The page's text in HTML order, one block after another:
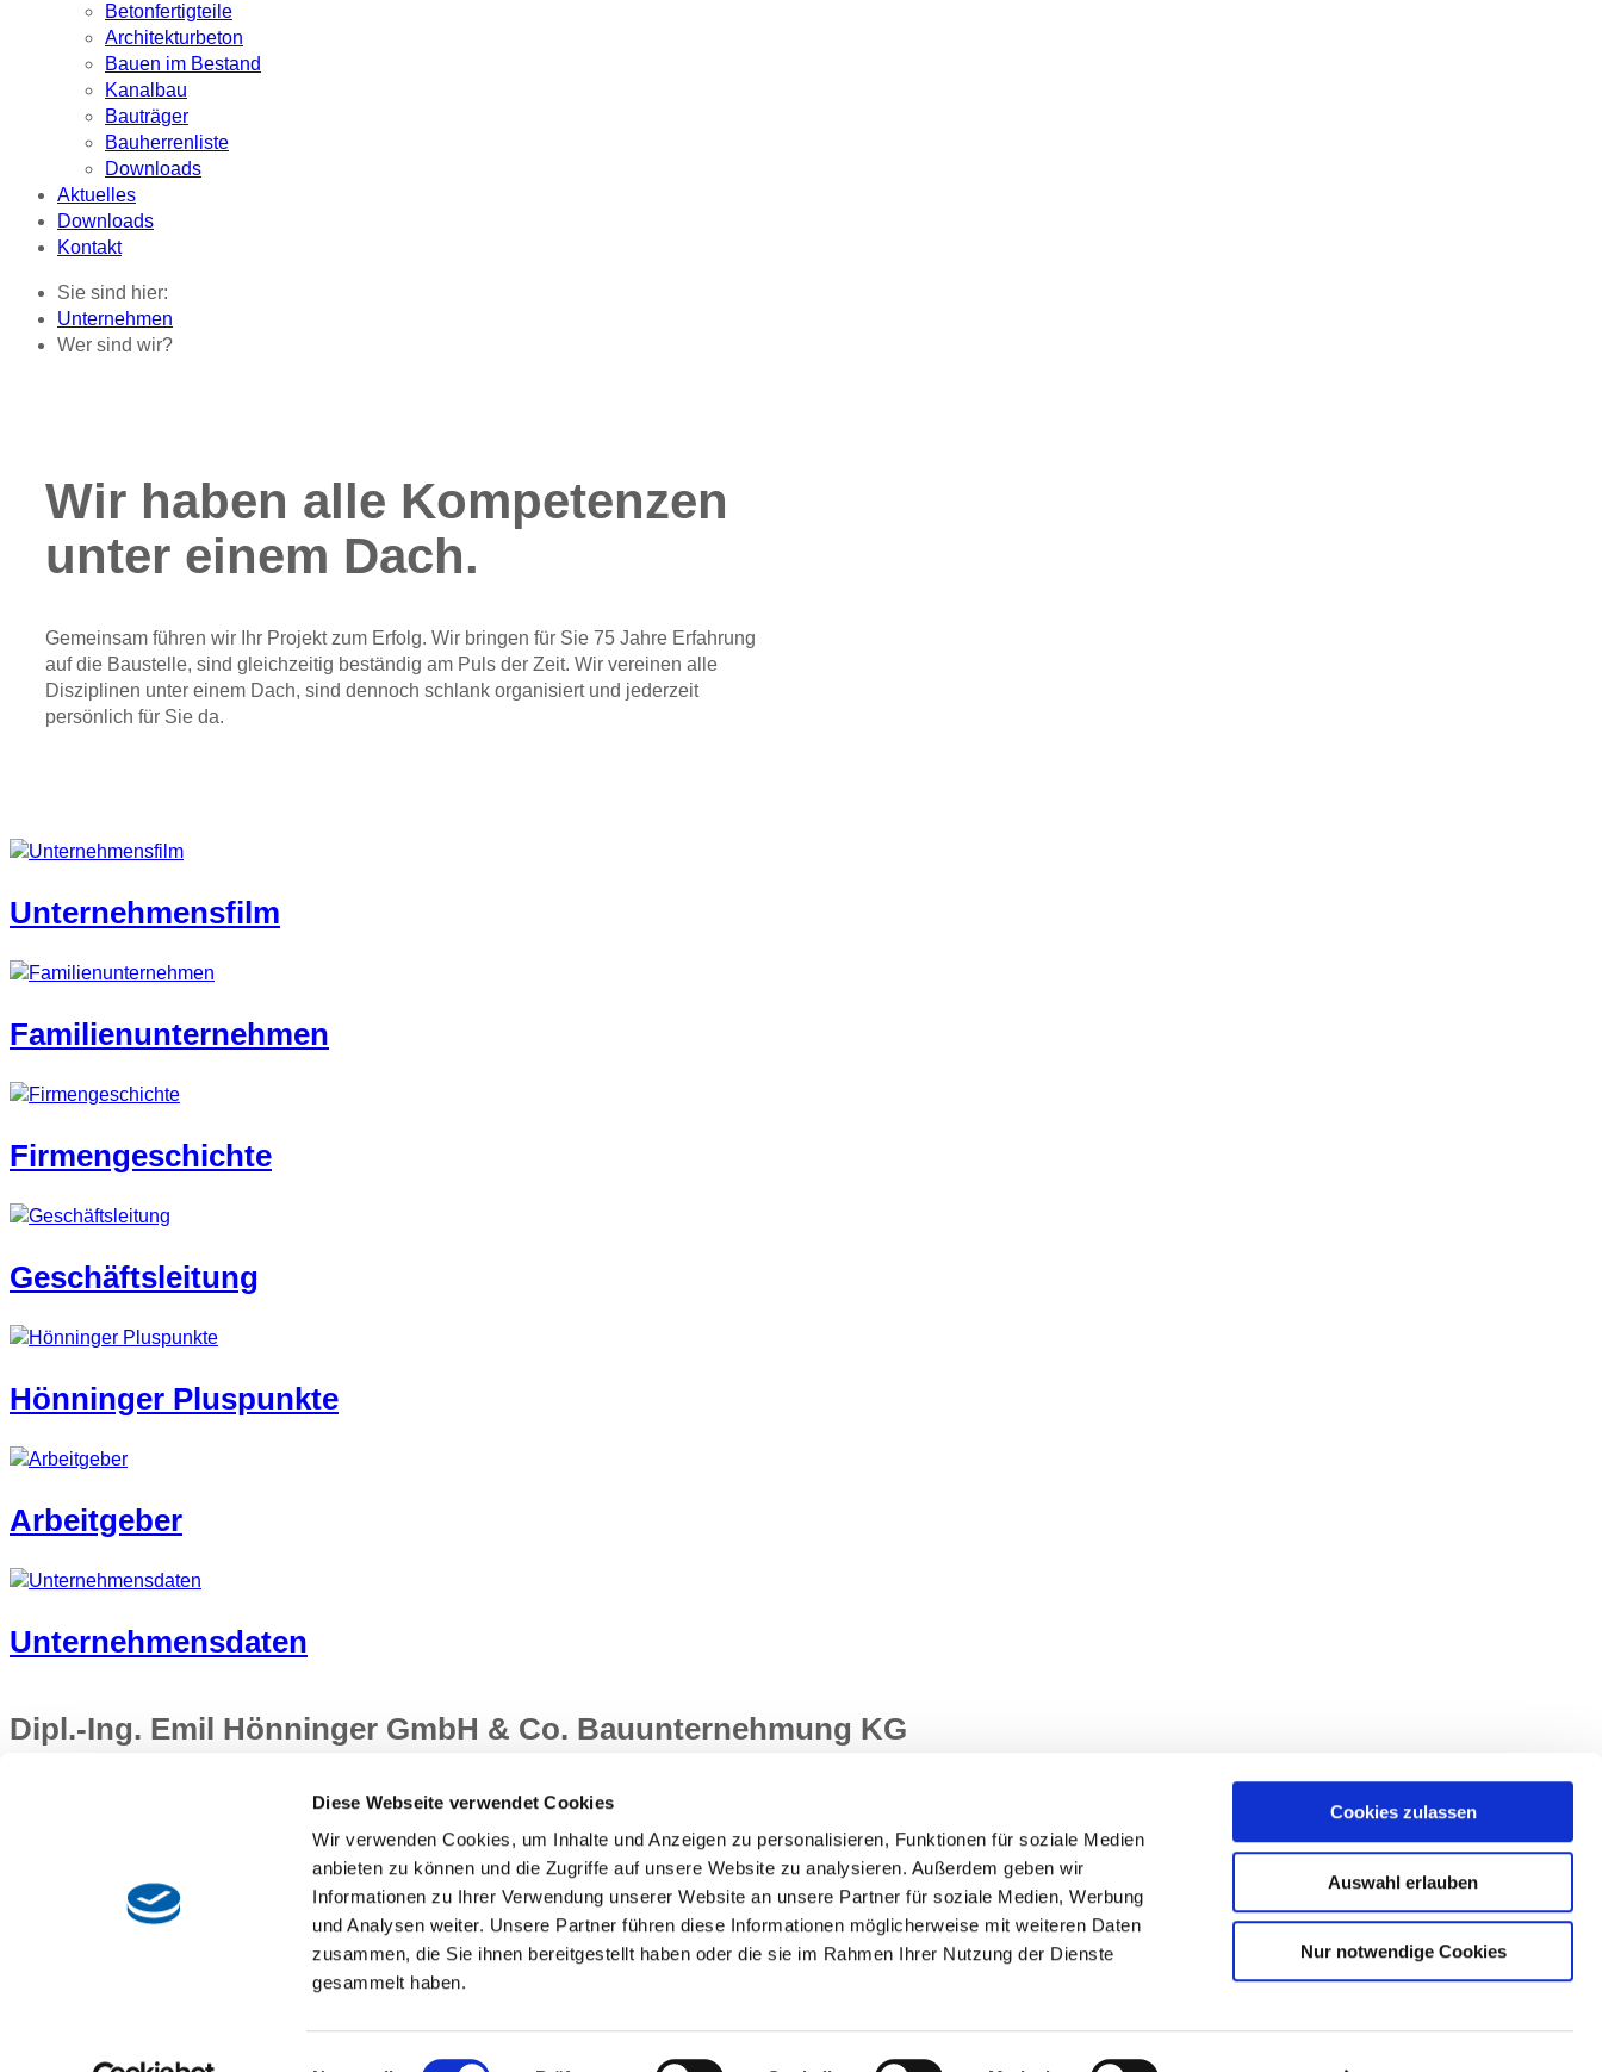
Diese Webseite verwendet Cookies
Wir verwenden Cookies, um Inhalte und Anzeigen zu personalisieren, Funktionen für soziale Medien
anbieten zu können und die Zugriffe auf unsere Website zu analysieren. Außerdem geben wir
Informationen zu Ihrer Verwendung unserer Website an unsere Partner für soziale Medien, Werbung
und Analysen weiter. Unsere Partner führen diese Informationen möglicherweise mit weiteren Daten
zusammen, die Sie ihnen bereitgestellt haben oder die sie im Rahmen Ihrer Nutzung der Dienste
gesammelt haben.
Einwilligungsauswahl
Cookies zulassen
Auswahl erlauben
Nur notwendige Cookies
Betonfertigteile
Architekturbeton
Bauen im Bestand
Kanalbau
Bauträger
Bauherrenliste
Downloads
Aktuelles
Downloads
Kontakt
Sie sind hier:
Unternehmen
Wer sind wir?
Wir haben alle Kompetenzen
unter einem Dach.
Gemeinsam führen wir Ihr Projekt zum Erfolg. Wir bringen für Sie 75 Jahre Erfahrung
auf die Baustelle, sind gleichzeitig beständig am Puls der Zeit. Wir vereinen alle
Disziplinen unter einem Dach, sind dennoch schlank organisiert und jederzeit
persönlich für Sie da.
Unternehmensfilm
Familienunternehmen
Firmengeschichte
Geschäftsleitung
Hönninger Pluspunkte
Arbeitgeber
Unternehmensdaten
Dipl.-Ing. Emil Hönninger GmbH & Co. Bauunternehmung KG
info@hoenninger.de